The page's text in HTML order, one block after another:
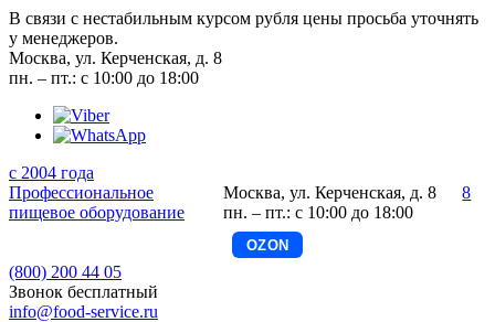
В связи с нестабильным курсом рубля цены просьба уточнять
у менеджеров.
Москва, ул. Керченская, д. 8
пн. – пт.: с 10:00 до 18:00
с 2004 года
Профессиональное
пищевое оборудование
Москва, ул. Керченская, д. 8
пн. – пт.: с 10:00 до 18:00
OZON
8
(800) 200 44 05
Звонок бесплатный
info@food-service.ru